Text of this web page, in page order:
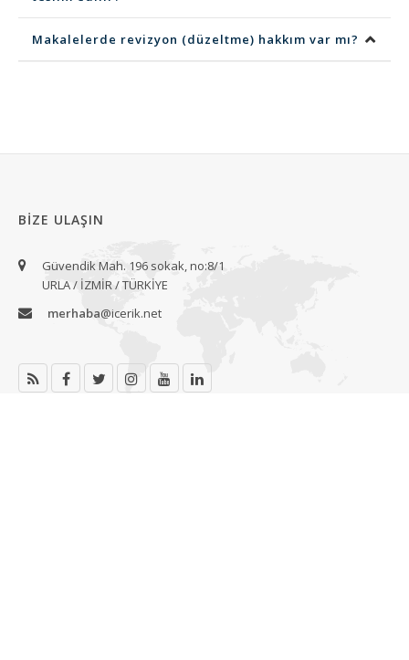
Makalelerde revizyon (düzeltme) hakkım var mı?
BIZE ULAŞIN
Güvendik Mah. 196 sokak, no:8/1
URLA / İZMİR / TÜRKİYE
merhaba@icerik.net